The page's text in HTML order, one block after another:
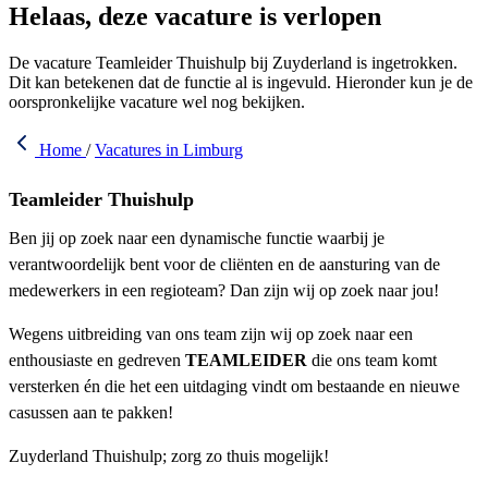
Helaas, deze vacature is verlopen
De vacature Teamleider Thuishulp bij Zuyderland is ingetrokken.
Dit kan betekenen dat de functie al is ingevuld. Hieronder kun je de
oorspronkelijke vacature wel nog bekijken.
Home / Vacatures in Limburg
Teamleider Thuishulp
Ben jij op zoek naar een dynamische functie waarbij je
verantwoordelijk bent voor de cliënten en de aansturing van de
medewerkers in een regioteam? Dan zijn wij op zoek naar jou!
Wegens uitbreiding van ons team zijn wij op zoek naar een
enthousiaste en gedreven TEAMLEIDER die ons team komt
versterken én die het een uitdaging vindt om bestaande en nieuwe
casussen aan te pakken!
Zuyderland Thuishulp; zorg zo thuis mogelijk!